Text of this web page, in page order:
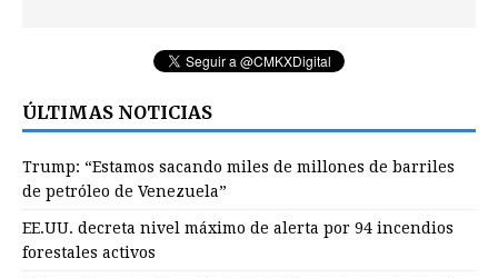
ÚLTIMAS NOTICIAS
Trump: “Estamos sacando miles de millones de barriles
de petróleo de Venezuela”
EE.UU. decreta nivel máximo de alerta por 94 incendios
forestales activos